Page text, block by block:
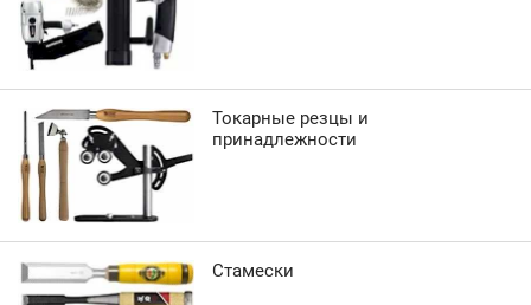
Токарные резцы и
принадлежности
Стамески